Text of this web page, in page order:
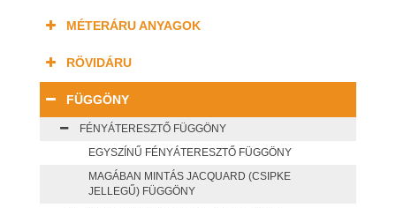
MÉTERÁRU ANYAGOK
RÖVIDÁRU
FÜGGÖNY
FÉNYÁTERESZTŐ FÜGGÖNY
EGYSZÍNŰ FÉNYÁTERESZTŐ FÜGGÖNY
MAGÁBAN MINTÁS JACQUARD (CSIPKE
JELLEGŰ) FÜGGÖNY